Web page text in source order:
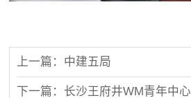
上一篇：中建五局
下一篇：长沙王府井WM青年中心